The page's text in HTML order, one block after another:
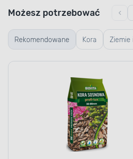
Rekomendowane Kora Ziemie
Możesz potrzebować